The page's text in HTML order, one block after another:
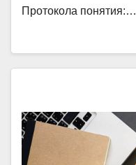
Протокола понятия:…